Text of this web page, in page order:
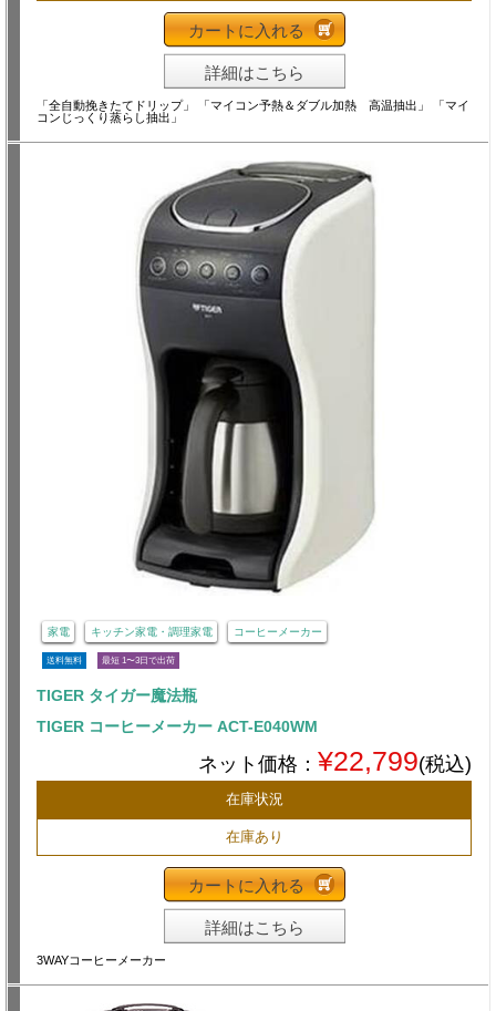
カートに入れる
詳細はこちら
「全自動挽きたてドリップ」 「マイコン予熱＆ダブル加熱 高温抽出」 「マイ
コンじっくり蒸らし抽出」
家電 キッチン家電・調理家電 コーヒーメーカー
送料無料 最短 1〜3日で出荷
TIGER タイガー魔法瓶
TIGER コーヒーメーカー ACT-E040WM
ネット価格： ¥22,799(税込)
在庫状況
在庫あり
カートに入れる
詳細はこちら
3WAYコーヒーメーカー